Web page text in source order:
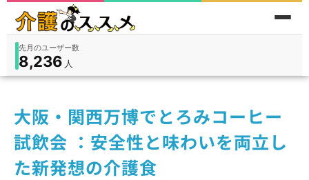
在宅9,360入所3,194
先月のユーザー数
8,236 人
件
大阪・関西万博でとろみコーヒー
試飲会 ：安全性と味わいを両立し
た新発想の介護食